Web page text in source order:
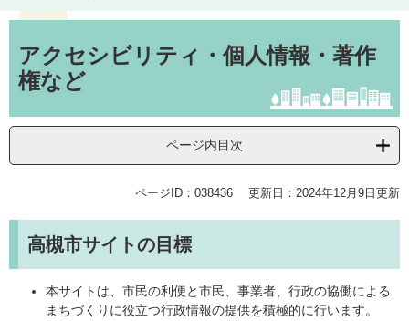
文アクセシビリティ・個人情報・著作
権など
ページ内目次
ページID：038436 更新日：2024年12月9日更新
高槻市サイトの目標
本サイトは、市民の利便と市民、事業者、行政の協働による
まちづくりに役立つ行政情報の提供を積極的に行います。